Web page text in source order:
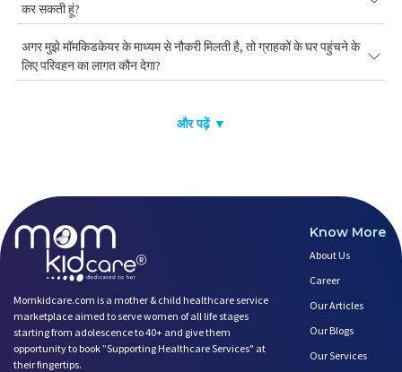
कर सकती हूं?
अगर मुझे मॉमकिडकेयर के माध्यम से नौकरी मिलती है, तो ग्राहकों के घर पहुंचने के
लिए परिवहन का लागत कौन देगा?
और पढ़ें ▼
Momkidcare.com is a mother & child healthcare service
marketplace aimed to serve women of all life stages
starting from adolescence to 40+ and give them
opportunity to book ”Supporting Healthcare Services" at
their fingertips.
Know More
About Us
Career
Our Articles
Our Blogs
Our Services